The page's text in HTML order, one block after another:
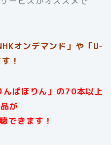
オンデマンド」や「U-
！
ぱほりん」の70本以上
が
できます！